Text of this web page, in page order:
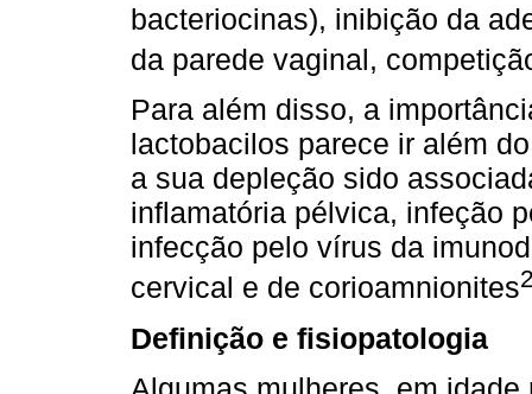
bacteriocinas), inibição da
da parede vaginal,
Para além disso, a
lactobacilos parece ir além
a sua depleção sido
inflamatória pélvica, infeção
infecção pelo vírus da
cervical e de corioamnionites
Definição e fisiopatologia